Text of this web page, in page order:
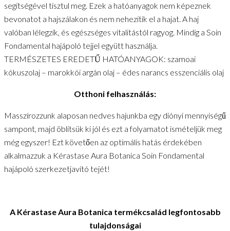
segítségével tisztul meg. Ezek a hatóanyagok nem képeznek
bevonatot a hajszálakon és nem nehezítik el a hajat. A haj
valóban lélegzik, és egészséges vitalitástól ragyog. Mindig a Soin
Fondamental hajápoló tejjel együtt használja.
TERMÉSZETES EREDETŰ HATÓANYAGOK: szamoai
kókuszolaj – marokkói argán olaj – édes narancs esszenciális olaj
Otthoni felhasználás:
Masszírozzunk alaposan nedves hajunkba egy diónyi mennyiségű
sampont, majd öblítsük ki jól és ezt a folyamatot ismételjük meg
még egyszer! Ezt követően az optimális hatás érdekében
alkalmazzuk a Kérastase Aura Botanica Soin Fondamental
hajápoló szerkezetjavító tejét!
A Kérastase Aura Botanica termékcsalád legfontosabb
tulajdonságai